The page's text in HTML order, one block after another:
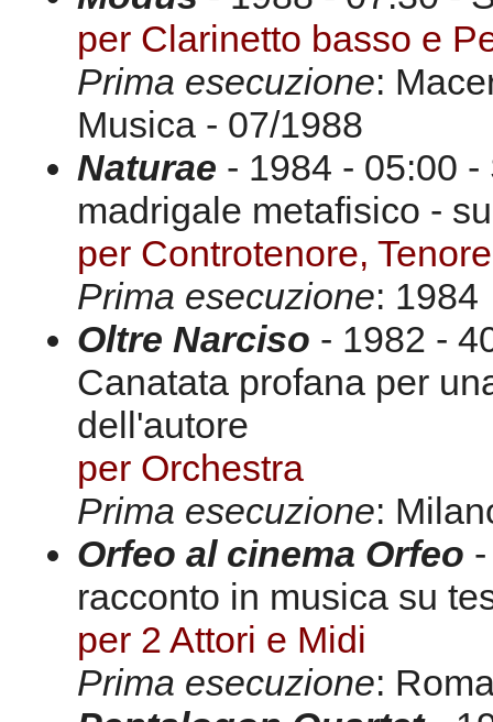
per Clarinetto basso e
Prima esecuzione:
Musica - 07/1988
Naturae - 1984 - 05:00
madrigale metafisico -
per Controtenore,
Prima esecuzione: 1984
Oltre Narciso - 1982 -
Canatata profana per
dell'autore
per Orchestra
Prima esecuzione:
Orfeo al cinema Orfeo
racconto in musica su
per 2 Attori e Midi
Prima esecuzione: